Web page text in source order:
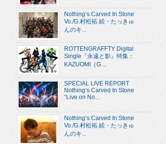
Nothing’s Carved In Stone
Vo./G.村松拓 続・たっきゅ
んのキ...
ROTTENGRAFFTY Digital
Single『永遠と影』特集：
KAZUOMI（G....
SPECIAL LIVE REPORT
Nothing’s Carved In Stone
“Live on No...
Nothing’s Carved In Stone
Vo./G.村松拓 続・たっきゅ
んのキ...